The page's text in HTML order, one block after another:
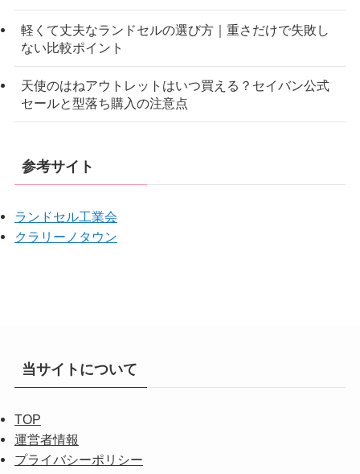
軽くて丈夫なランドセルの選び方｜重さだけで失敗し
ない比較ポイント
天使のはねアウトレットはいつ買える？セイバン公式
セールと型落ち購入の注意点
参考サイト
ランドセル工業会
クラリーノタウン
当サイトについて
TOP
運営者情報
プライバシーポリシー